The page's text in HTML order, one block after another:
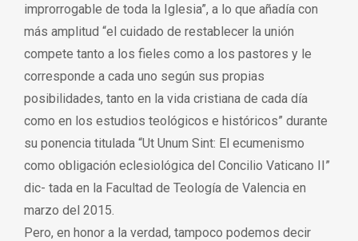
improrrogable de toda la Iglesia”, a lo que añadía con
más amplitud “el cuidado de restablecer la unión
compete tanto a los fieles como a los pastores y le
corresponde a cada uno según sus propias
posibilidades, tanto en la vida cristiana de cada día
como en los estudios teológicos e históricos” durante
su ponencia titulada “Ut Unum Sint: El ecumenismo
como obligación eclesiológica del Concilio Vaticano II”
dic- tada en la Facultad de Teología de Valencia en
marzo del 2015.
Pero, en honor a la verdad, tampoco podemos decir